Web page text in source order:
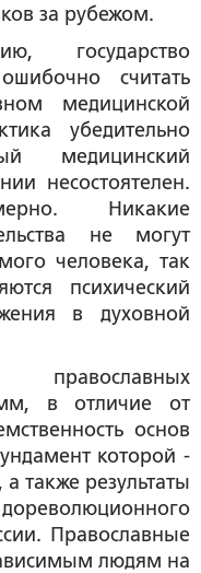
за рубежом.
государство
считать
медицинской
убедительно
медицинский
несостоятелен.
Никакие
не могут
человека, так
психический
в духовной
в отличие от
основ
которой -
также результаты
Православные
людям на